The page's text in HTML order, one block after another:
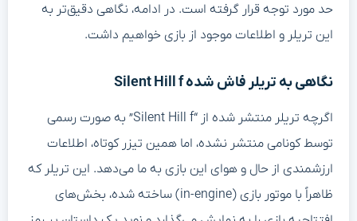
حد مورد توجه قرار گرفته است. در ادامه، نگاهی دقیق‌تر به
این تریلر و اطلاعات موجود از بازی خواهیم داشت.
نگاهی به تریلر فاش شده Silent Hill f
اگرچه تریلر منتشر شده از “Silent Hill f” به صورت رسمی
توسط کونامی منتشر نشده، اما همین تیزر کوتاه، اطلاعات
ارزشمندی از حال و هوای این بازی به ما می‌دهد. این تریلر که
ظاهراً با موتور بازی (in-engine) ساخته شده، بخش‌های